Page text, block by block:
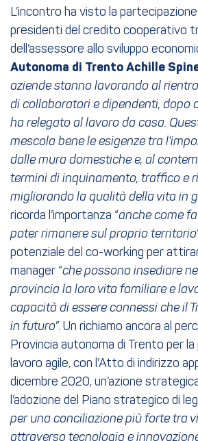
L’incontro ha visto la
presidenti del credito cooperativo
dell’assessore allo sviluppo
Autonoma di Trento Achille
aziende stanno lavorando al
di collaboratori e dipendenti, dopo
ha relegato al lavoro da casa.
mescola bene le esigenze tra
dalle mura domestiche e, al
termini di inquinamento, traffico e
migliorando la qualità della vita in
ricorda l’importanza “anche come
poter rimanere sul proprio territorio
potenziale del co-working per
manager “che possono insediare
provincia la loro vita familiare e
capacità di essere connessi che il
in futuro”. Un richiamo ancora al
Provincia autonoma di Trento per la
lavoro agile, con l’Atto di indirizzo
dicembre 2020, un’azione
l’adozione del Piano strategico di
per una conciliazione più forte tra
attraverso tecnologia e